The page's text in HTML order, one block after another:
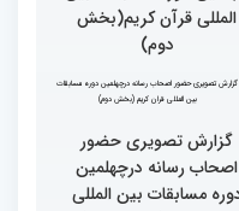
مردم مفاهیم و تعالیم قرآن
را در زندگی به کار گیرند